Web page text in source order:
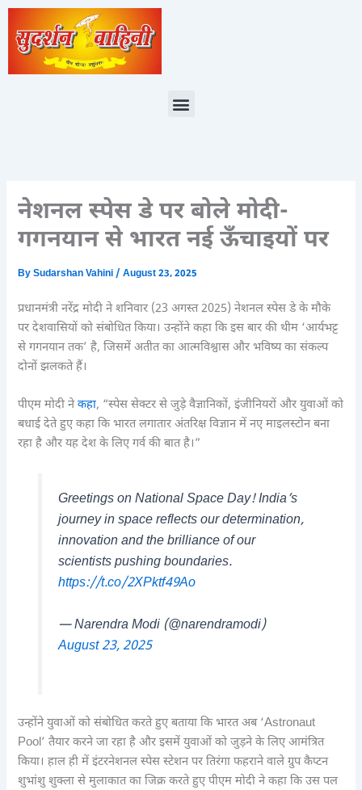
Skip
content
Menu
नेशनल स्पेस डे पर बोले मोदी-
गगनयान से भारत नई ऊँचाइयों पर
BySudarshan Vahini/August 23, 2025
प्रधानमंत्री नरेंद्र मोदी ने शनिवार (23 अगस्त 2025) नेशनल स्पेस डे के मौके
पर देशवासियों को संबोधित किया। उन्होंने कहा कि इस बार की थीम ‘आर्यभट्ट
से गगनयान तक’ है, जिसमें अतीत का आत्मविश्वास और भविष्य का संकल्प
दोनों झलकते हैं।
पीएम मोदी नेकहा, “स्पेस सेक्टर से जुड़े वैज्ञानिकों, इंजीनियरों और युवाओं को
बधाई देते हुए कहा कि भारत लगातार अंतरिक्ष विज्ञान में नए माइलस्टोन बना
रहा है और यह देश के लिए गर्व की बात है।”
Greetings on National Space Day! India’s
journey in space reflects our determination,
innovation and the brilliance of our
scientists pushing boundaries.
https://t.co/2XPktf49Ao
— Narendra Modi (@narendramodi)
August 23, 2025
उन्होंने युवाओं को संबोधित करते हुए बताया कि भारत अब ‘Astronaut
Pool’ तैयार करने जा रहा है और इसमें युवाओं को जुड़ने के लिए आमंत्रित
किया। हाल ही में इंटरनेशनल स्पेस स्टेशन पर तिरंगा फहराने वाले ग्रुप कैप्टन
शुभांशु शुक्ला से मुलाकात का जिक्र करते हुए पीएम मोदी ने कहा कि उस पल